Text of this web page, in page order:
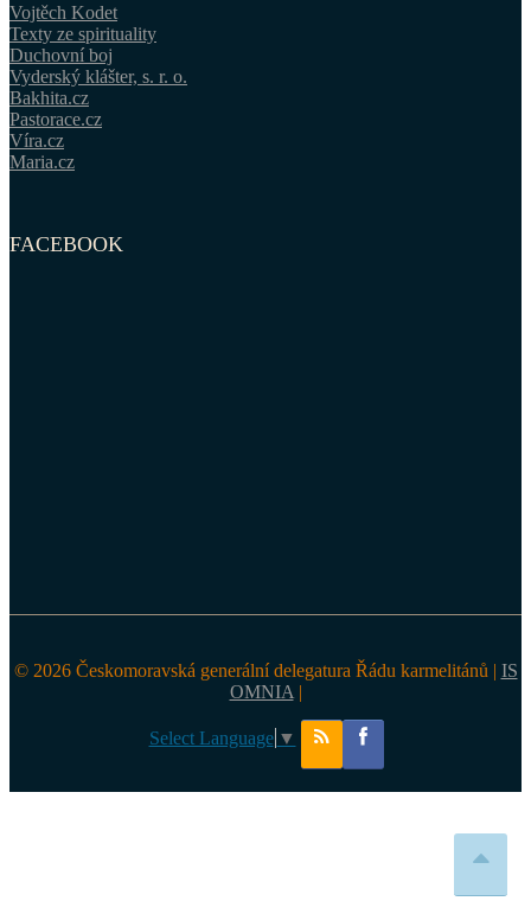
Vojtěch Kodet
Texty ze spirituality
Duchovní boj
Vyderský klášter, s. r. o.
Bakhita.cz
Pastorace.cz
Víra.cz
Maria.cz
FACEBOOK
© 2026 Českomoravská generální delegatura Řádu karmelitánů | IS
OMNIA |
Select Language ▼